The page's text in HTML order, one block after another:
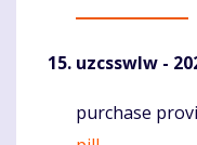
uzcsswlw -
Komentaras
purchase